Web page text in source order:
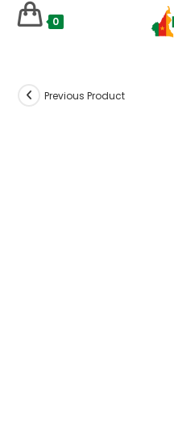
Skip
0
Previous Product